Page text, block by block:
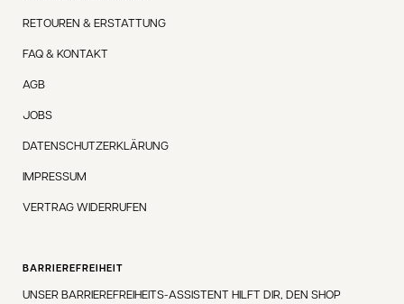
RETOUREN & ERSTATTUNG
FAQ & KONTAKT
AGB
JOBS
DATENSCHUTZERKLÄRUNG
IMPRESSUM
VERTRAG WIDERRUFEN
BARRIEREFREIHEIT
UNSER BARRIEREFREIHEITS-ASSISTENT HILFT DIR, DEN SHOP